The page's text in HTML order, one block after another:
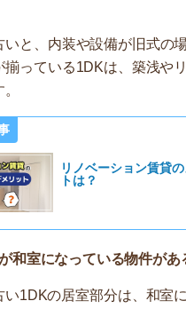
いと、内装や設備が旧式の
揃っている1DKは、築浅や
リノベーション賃貸
トは？
和室になっている物件があ
い1DKの居室部分は、和室